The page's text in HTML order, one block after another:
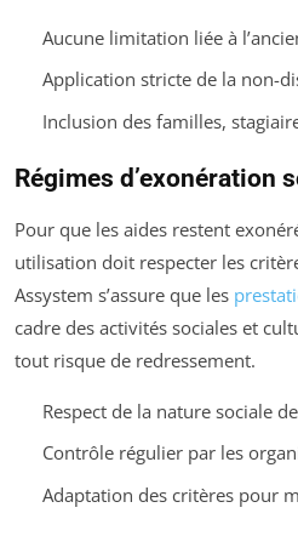
Aucune limitation liée à
Application stricte de la non-
Inclusion des familles,
Régimes d’exonération
Pour que les aides restent
utilisation doit respecter les
Assystem s’assure que les
cadre des activités sociales et
tout risque de redressement.
Respect de la nature sociale
Contrôle régulier par les
Adaptation des critères pour